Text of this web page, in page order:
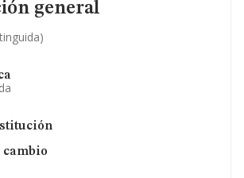
general